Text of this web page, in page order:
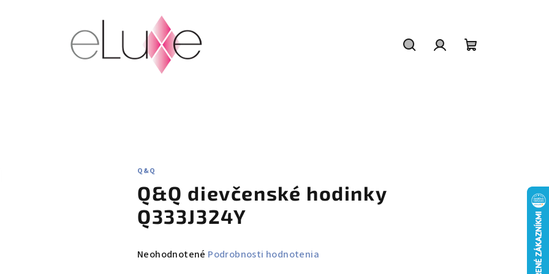
Q&Q
Q&Q dievčenské hodinky
Q333J324Y
Priemerné
Neohodnotené Podrobnosti hodnotenia